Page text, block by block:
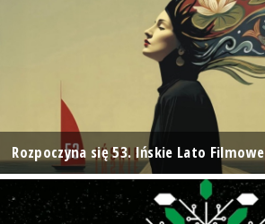
Rozpoczyna się 53. Ińskie Lato Filmowe